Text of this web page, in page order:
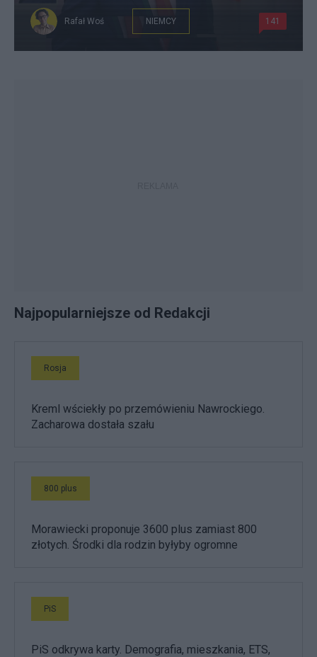
Rafał Woś NIEMCY 141
Najpopularniejsze od Redakcji
Rosja
Kreml wściekły po przemówieniu Nawrockiego.
Zacharowa dostała szału
800 plus
Morawiecki proponuje 3600 plus zamiast 800
złotych. Środki dla rodzin byłyby ogromne
PiS
PiS odkrywa karty. Demografia, mieszkania, ETS,